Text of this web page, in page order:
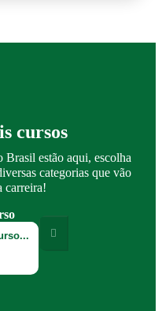
cursos
Brasil estão aqui, escolha
categorias que vão
carreira!